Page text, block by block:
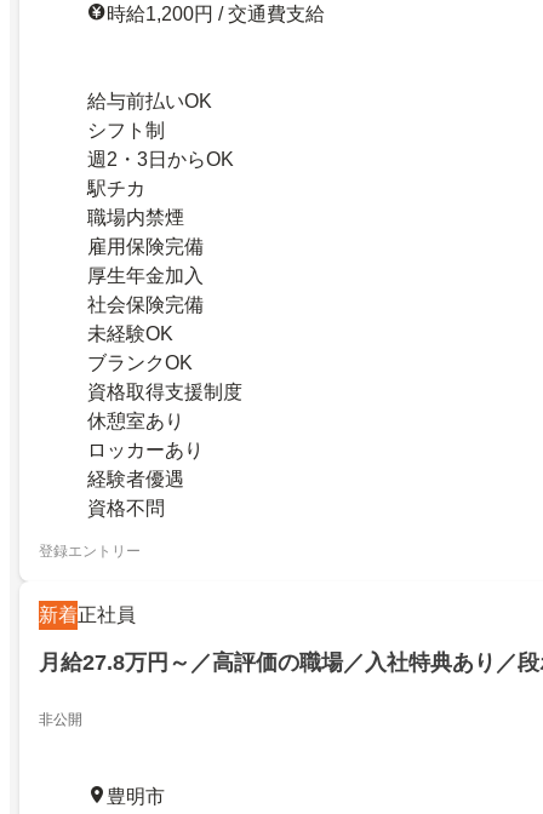
時給1,200円 / 交通費支給
給与前払いOK
シフト制
週2・3日からOK
駅チカ
職場内禁煙
雇用保険完備
厚生年金加入
社会保険完備
未経験OK
ブランクOK
資格取得支援制度
休憩室あり
ロッカーあり
経験者優遇
資格不問
登録エントリー
新着正社員
月給27.8万円～／高評価の職場／入社特典あり／
非公開
豊明市